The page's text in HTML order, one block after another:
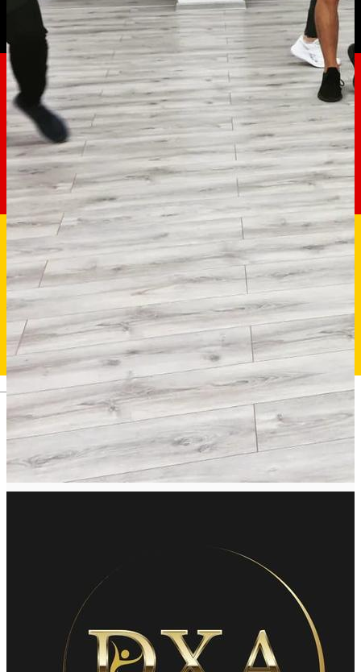
Deutsch